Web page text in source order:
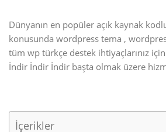
Dünyanın en popüler açık kaynak
konusunda wordpress tema ,
tüm wp türkçe destek ihtiyaçlarınız
İndir İndir İndir başta olmak üzere
İçerikler